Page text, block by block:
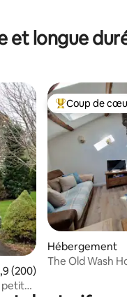
et longue
: 4,95 sur 5
moyenne sur la
(200)
petit
Coups de
Coup de
Hébergement
The Old Wash